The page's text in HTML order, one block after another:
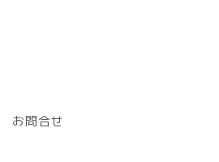
お問合せ